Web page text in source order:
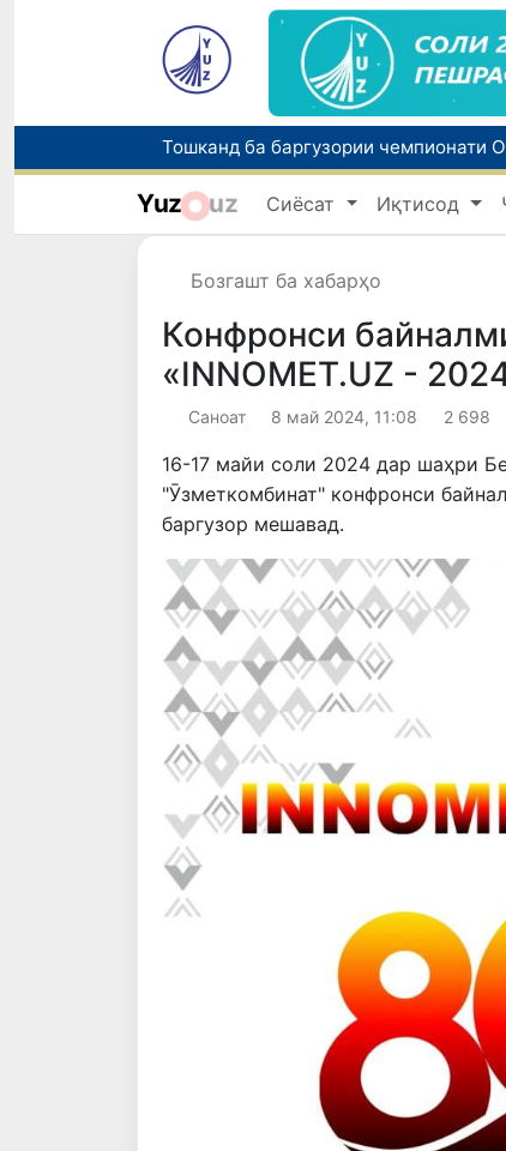
Yuz uz Сиёсат Иқтисод
Бозгашт ба хабарҳо
Конфронси
«INNOMET.UZ -
Саноат 8 май 2024, 11:08 2 698
16-17 майи соли 2024 дар шаҳри
"Ӯзметкомбинат" конфронси
баргузор мешавад.